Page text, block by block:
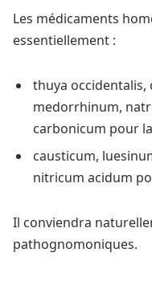
Les médicaments
essentiellement :
thuya occidentalis,
medorrhinum,
carbonicum pour
causticum,
nitricum acidum
Il conviendra
pathognomoniques.